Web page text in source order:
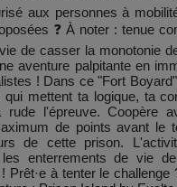
aux personnes à
❓ À noter : tenue
de casser la monotonie
aventure palpitante en
! Dans ce "Fort
qui mettent ta logique, ta
rude l'épreuve. Coopère
de points avant le
de cette prison.
les enterrements de vie
Prêt·e à tenter le challenge